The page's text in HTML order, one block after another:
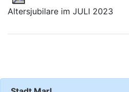
Altersjubilare im JULI 2023